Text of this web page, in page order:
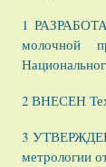
1
молочной
2 ВНЕСЕН
3
метрологии